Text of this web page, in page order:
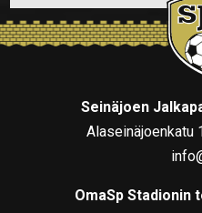
Seinäjoen
Alaseinäjoenkatu
OmaSp Stadionin